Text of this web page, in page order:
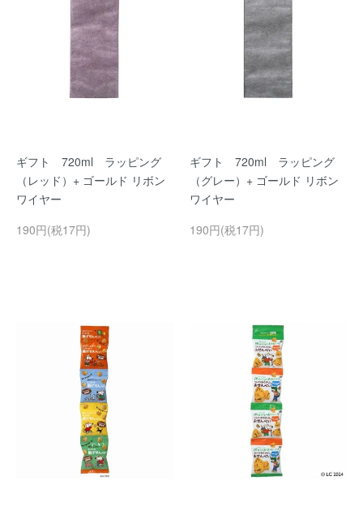
ギフト 720ml ラッピング
（レッド）+ ゴールド リボン
ワイヤー
190円(税17円)
ギフト 720ml ラッピング
（グレー）+ ゴールド リボン
ワイヤー
190円(税17円)